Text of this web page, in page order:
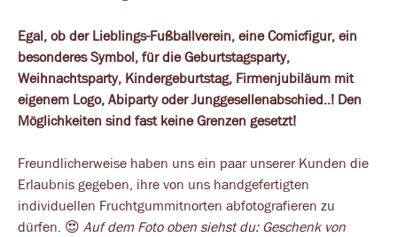
Egal, ob der Lieblings-Fußballverein, eine Comicfigur, ein
besonderes Symbol, für die Geburtstagsparty,
Weihnachtsparty, Kindergeburtstag, Firmenjubiläum mit
eigenem Logo, Abiparty oder Junggesellenabschied..! Den
Möglichkeiten sind fast keine Grenzen gesetzt!
Freundlicherweise haben uns ein paar unserer Kunden die
Erlaubnis gegeben, ihre von uns handgefertigten
individuellen Fruchtgummitnorten abfotografieren zu
dürfen. 😍 Auf dem Foto oben siehst du: Geschenk von